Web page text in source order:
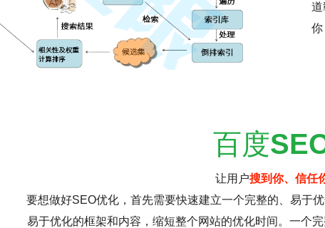
道
你
百度
让用户搜到你、信任
要想做好SEO优化，首先需要快速建立一个完整的、易于
易于优化的框架和内容，缩短整个网站的优化时间。一个